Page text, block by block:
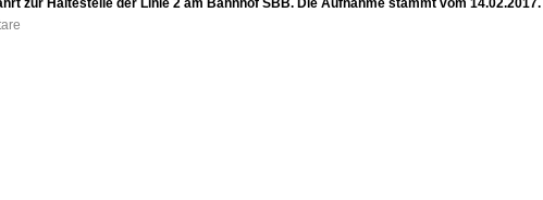
zur Haltestelle der Linie 2 am Bahnhof SBB. Die Aufnahme stammt vom 14.02.2017.